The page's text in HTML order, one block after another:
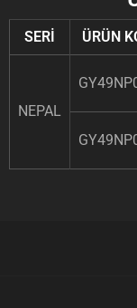
SERİ ÜRÜN
NEPAL